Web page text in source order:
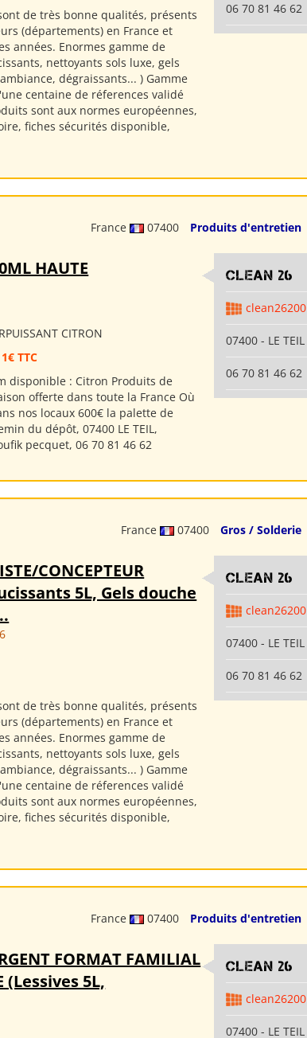
de très bonne qualités, présents
(départements) en France et
années. Enormes gamme de
nettoyants sols luxe, gels
dégraissants... ) Gamme
centaine de réferences validé
sont aux normes européennes,
fiches sécurités disponible,
06 70 81 46 62
France 07400 Produits d'entretien
HAUTE
CITRON
1€ TTC
disponible : Citron Produits de
offerte dans toute la France Où
nos locaux 600€ la palette de
du dépôt, 07400 LE TEIL,
pecquet, 06 70 81 46 62
clean 26
clean26200
07400 - LE TEIL
06 70 81 46 62
France 07400 Gros / Solderie
CONCEPTEUR
5L, Gels douche
de très bonne qualités, présents
(départements) en France et
années. Enormes gamme de
nettoyants sols luxe, gels
dégraissants... ) Gamme
centaine de réferences validé
sont aux normes européennes,
fiches sécurités disponible,
clean 26
clean26200
07400 - LE TEIL
06 70 81 46 62
France 07400 Produits d'entretien
FORMAT FAMILIAL
(Lessives 5L,
clean 26
clean26200
07400 - LE TEIL